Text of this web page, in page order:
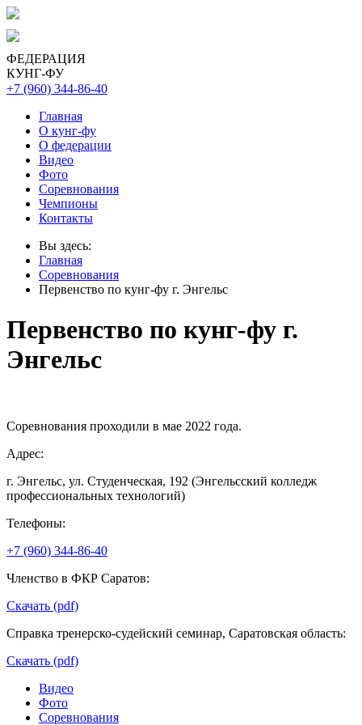
ФЕДЕРАЦИЯ
КУНГ-ФУ
+7 (960) 344-86-40
Главная
О кунг-фу
О федерации
Видео
Фото
Соревнования
Чемпионы
Контакты
Вы здесь:
Главная
Соревнования
Первенство по кунг-фу г. Энгельс
Первенство по кунг-фу г.
Энгельс
Соревнования проходили в мае 2022 года.
Адрес:
г. Энгельс, ул. Студенческая, 192 (Энгельсский колледж
профессиональных технологий)
Телефоны:
+7 (960) 344-86-40
Членство в ФКР Саратов:
Скачать (pdf)
Справка тренерско-судейский семинар, Саратовская область:
Скачать (pdf)
Видео
Фото
Соревнования